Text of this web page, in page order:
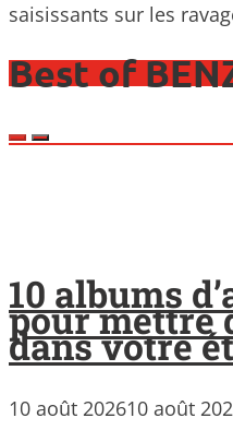
saisissants sur les
Best of
10 albums
pour mettre
dans votre
10 août 202610 août